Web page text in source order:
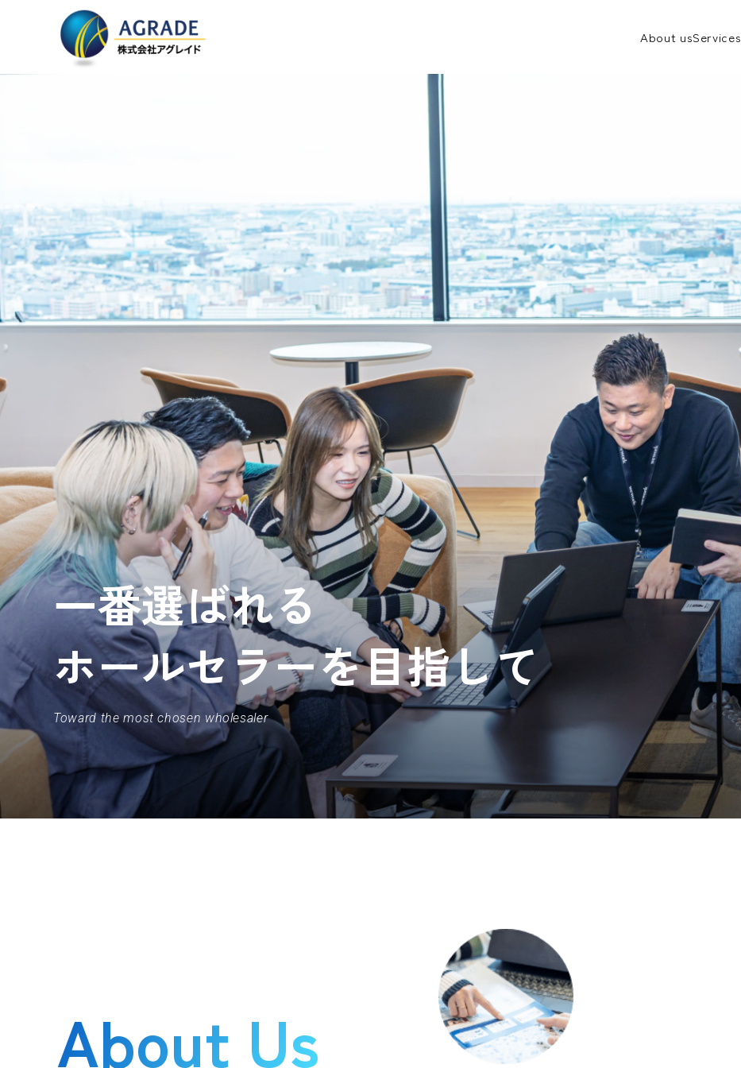
About usServices
一番選ばれる
ホールセラーを目指して
Toward the most chosen wholesaler
About Us